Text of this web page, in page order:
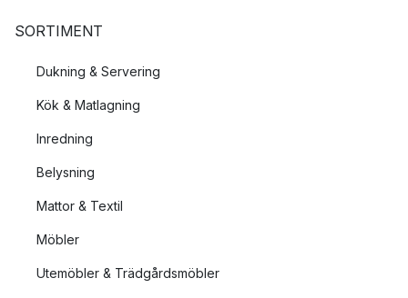
SORTIMENT
Dukning & Servering
Kök & Matlagning
Inredning
Belysning
Mattor & Textil
Möbler
Utemöbler & Trädgårdsmöbler